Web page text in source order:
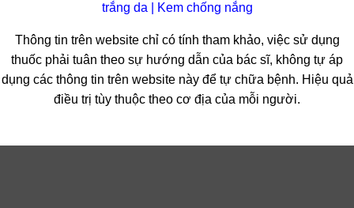
trắng da
Kem chống nắng
Thông tin trên website chỉ có tính tham khảo, việc sử dụng
thuốc phải tuân theo sự hướng dẫn của bác sĩ, không tự áp
dụng các thông tin trên website này để tự chữa bệnh. Hiệu quả
điều trị tùy thuộc theo cơ địa của mỗi người.